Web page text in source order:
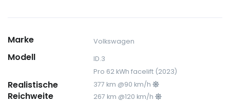
Marke Volkswagen
Modell
ID.3
Pro 62 kWh facelift (2023)
Realistische
Reichweite
377 km @90 km/h
267 km @120 km/h